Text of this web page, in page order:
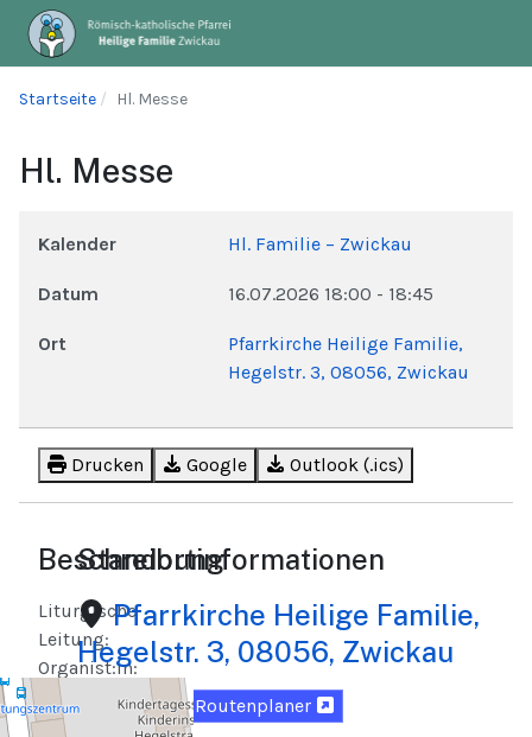
Startseite Hl. Messe
Hl. Messe
Kalender Hl. Familie – Zwickau
Datum 16.07.2026 18:00 - 18:45
Ort
Pfarrkirche Heilige Familie,
Hegelstr. 3, 08056, Zwickau
Drucken Google Outlook (.ics)
Beschreibung
Liturgische
Leitung:
Organist:in:
Kantor:in:
Lektor:innen:
Standortinformationen
Pfarrkirche Heilige Familie,
Hegelstr. 3, 08056, Zwickau
Karte Routenplaner